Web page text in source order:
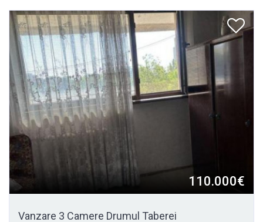
110.000€
Vanzare 3 Camere Drumul Taberei